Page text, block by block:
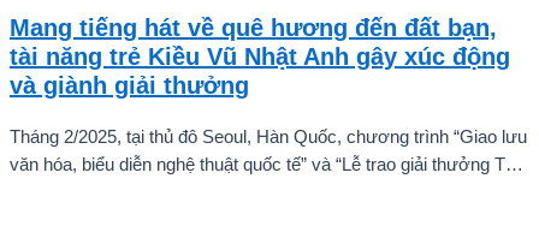
Mang tiếng hát về quê hương đến đất bạn,
tài năng trẻ Kiều Vũ Nhật Anh gây xúc động
và giành giải thưởng
Tháng 2/2025, tại thủ đô Seoul, Hàn Quốc, chương trình “Giao lưu
văn hóa, biểu diễn nghệ thuật quốc tế” và “Lễ trao giải thưởng Tài